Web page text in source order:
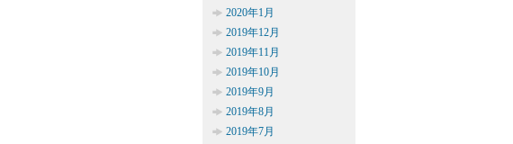
2020年1月
2019年12月
2019年11月
2019年10月
2019年9月
2019年8月
2019年7月